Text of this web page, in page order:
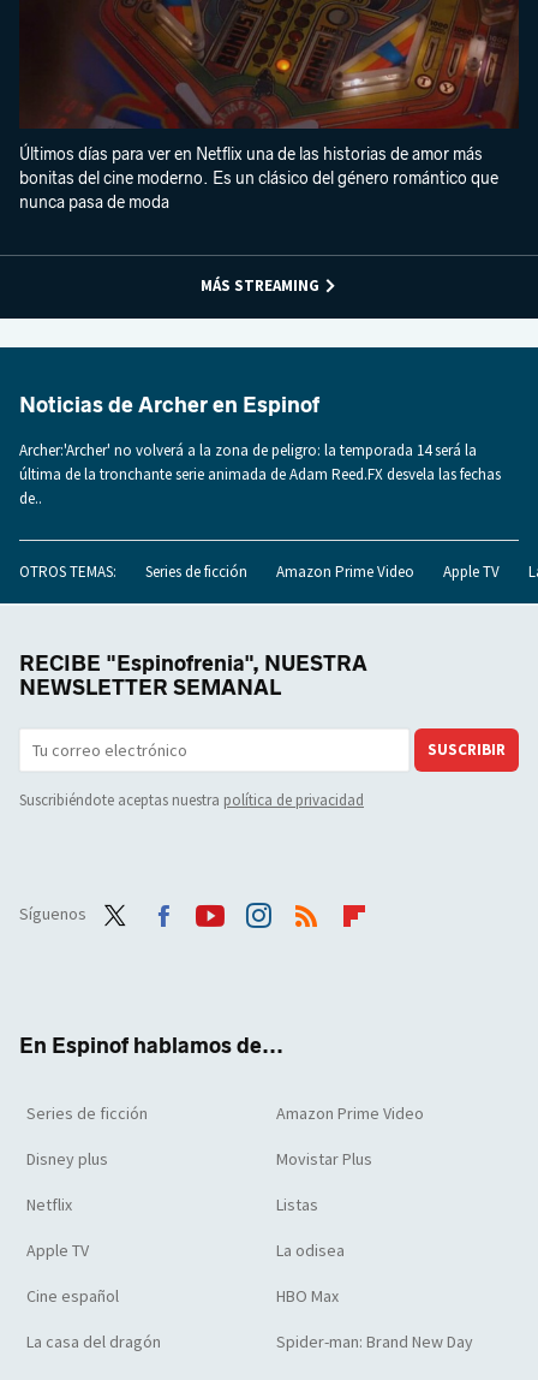
Últimos días para ver en Netflix una de las historias de amor más
bonitas del cine moderno. Es un clásico del género romántico que
nunca pasa de moda
MÁS STREAMING
Noticias de Archer en Espinof
Archer:'Archer' no volverá a la zona de peligro: la temporada 14 será la
última de la tronchante serie animada de Adam Reed.FX desvela las fechas
de..
OTROS TEMAS: Series de ficción Amazon Prime Video Apple TV
RECIBE "Espinofrenia", NUESTRA
NEWSLETTER SEMANAL
SUSCRIBIR
Suscribiéndote aceptas nuestra política de privacidad
Síguenos
En Espinof hablamos de...
Series de ficción Amazon Prime Video
Disney plus Movistar Plus
Netflix Listas
Apple TV La odisea
Cine español HBO Max
La casa del dragón Spider-man: Brand New Day